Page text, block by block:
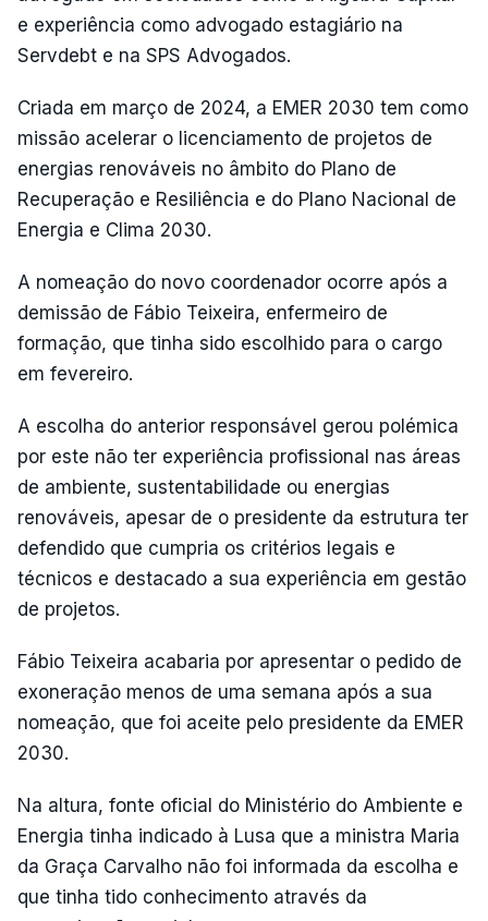
e experiência como advogado estagiário na
Servdebt e na SPS Advogados.
Criada em março de 2024, a EMER 2030 tem como
missão acelerar o licenciamento de projetos de
energias renováveis no âmbito do Plano de
Recuperação e Resiliência e do Plano Nacional de
Energia e Clima 2030.
A nomeação do novo coordenador ocorre após a
demissão de Fábio Teixeira, enfermeiro de
formação, que tinha sido escolhido para o cargo
em fevereiro.
A escolha do anterior responsável gerou polémica
por este não ter experiência profissional nas áreas
de ambiente, sustentabilidade ou energias
renováveis, apesar de o presidente da estrutura ter
defendido que cumpria os critérios legais e
técnicos e destacado a sua experiência em gestão
de projetos.
Fábio Teixeira acabaria por apresentar o pedido de
exoneração menos de uma semana após a sua
nomeação, que foi aceite pelo presidente da EMER
2030.
Na altura, fonte oficial do Ministério do Ambiente e
Energia tinha indicado à Lusa que a ministra Maria
da Graça Carvalho não foi informada da escolha e
que tinha tido conhecimento através da